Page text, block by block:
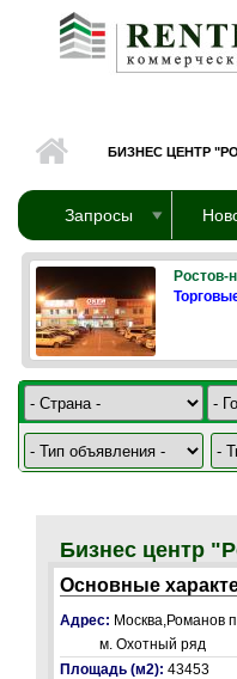
Перейти к основному содержанию
БИЗНЕС ЦЕНТР
Запросы
Ростов-
Бизнес центр
Основные
Адрес: Москва,Романов
м. Охотный ряд
Площадь (м2): 43453